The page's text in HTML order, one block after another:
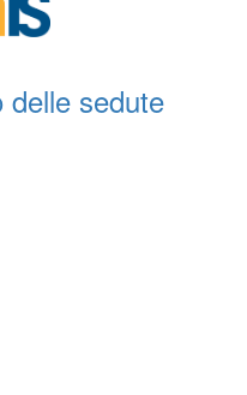
delle sedute